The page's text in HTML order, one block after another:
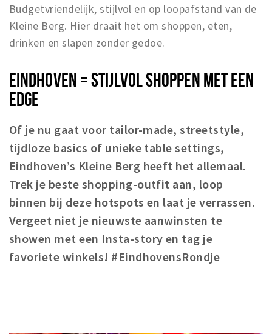
Budgetvriendelijk, stijlvol en op loopafstand van de
Kleine Berg. Hier draait het om shoppen, eten,
drinken en slapen zonder gedoe.
EINDHOVEN = STIJLVOL SHOPPEN MET EEN
EDGE
Of je nu gaat voor tailor-made, streetstyle,
tijdloze basics of unieke table settings,
Eindhoven’s Kleine Berg heeft het allemaal.
Trek je beste shopping-outfit aan, loop
binnen bij deze hotspots en laat je verrassen.
Vergeet niet je nieuwste aanwinsten te
showen met een Insta-story en tag je
favoriete winkels! #EindhovensRondje